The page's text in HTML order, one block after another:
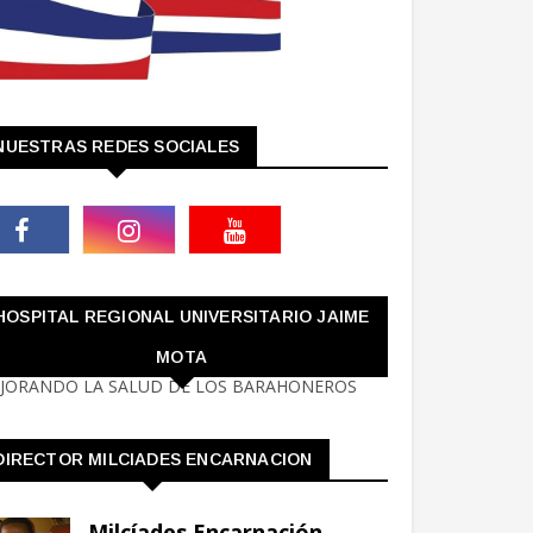
REDES SOCIALES
REGIONAL UNIVERSITARIO JAIME
MOTA
LA SALUD DE LOS BARAHONEROS
MILCIADES ENCARNACION